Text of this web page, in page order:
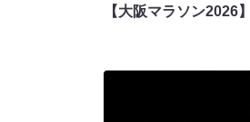
【大阪マラソン2026】